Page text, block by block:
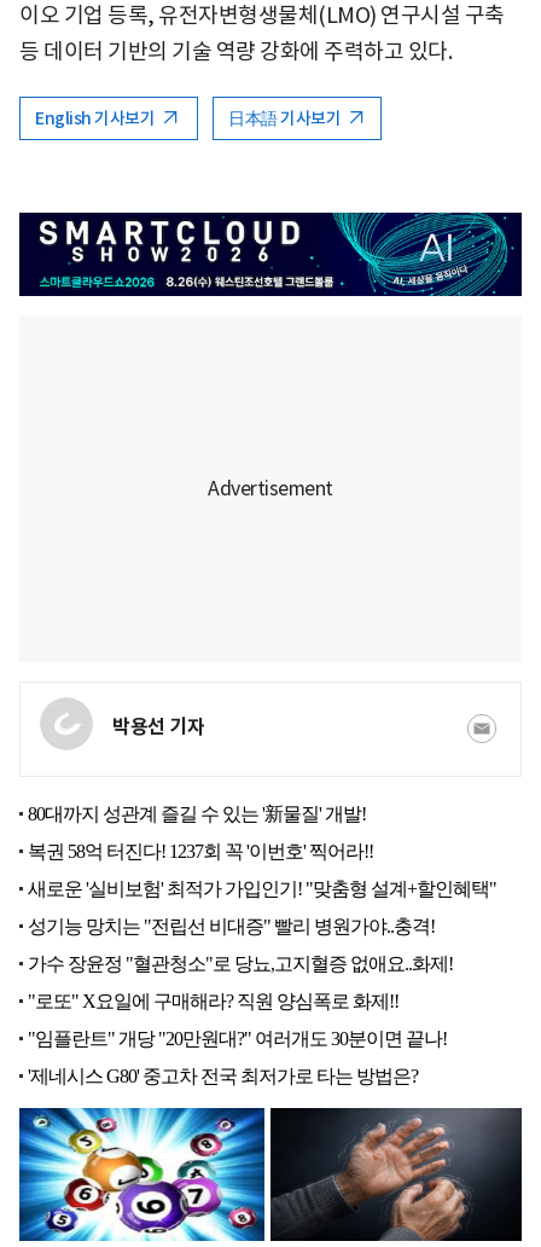
이오 기업 등록, 유전자변형생물체(LMO) 연구시설 구축
등 데이터 기반의 기술 역량 강화에 주력하고 있다.
English 기사보기 日本語 기사보기
박용선 기자